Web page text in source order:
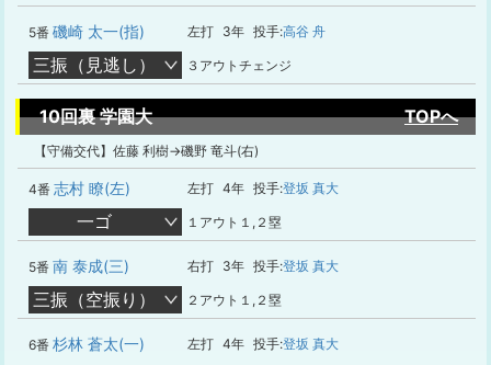
5番 磯崎 太一(指) 左打 3年 投手:高谷 舟
三振（見逃し） ３アウトチェンジ
10回裏 学園大 TOPへ
【守備交代】佐藤 利樹→磯野 竜斗(右)
4番 志村 瞭(左) 左打 4年 投手:登坂 真大
一ゴ １アウト１,２塁
5番 南 泰成(三) 右打 3年 投手:登坂 真大
三振（空振り） ２アウト１,２塁
6番 杉林 蒼太(一) 左打 4年 投手:登坂 真大